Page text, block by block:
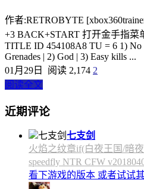
作者:RETROBYTE
+3 BACK+START 打开金手指菜
TITLE ID 454108A8 TU = 6 1)
Grenades | 2) God | 3) Easy kills ...
01月29日
阅读 2,174 2
阅读全文
近期评论
七支剑
火焰之纹章if(白夜王国/暗
speedfly NTR CFW
看下游戏的版本 或者试试